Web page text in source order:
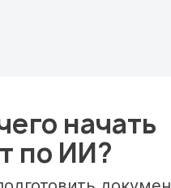
начать
по ИИ?